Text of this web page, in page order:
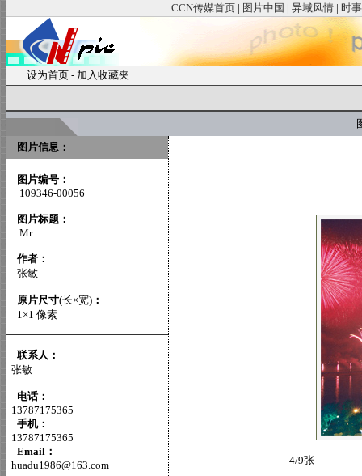
CCN传媒首页 | 图片中国 | 异域风情 | 时
设为首页 - 加入收藏夹
图片信息：
图片编号：
109346-00056
图片标题：
Mr.
作者：
张敏
原片尺寸(长×宽) ：
1×1 像素
联系人：
张敏
电话：
13787175365
手机：
13787175365
Email：
huadu1986@163.com
4/9张